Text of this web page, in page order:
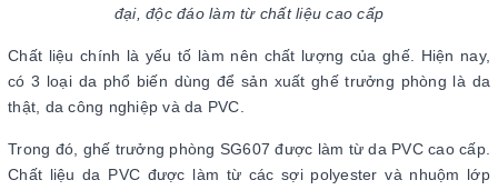
đại, độc đáo làm từ chất liệu cao cấp
Chất liệu chính là yếu tố làm nên chất lượng của ghế. Hiện nay,
có 3 loại da phổ biến dùng để sản xuất ghế trưởng phòng là da
thật, da công nghiệp và da PVC.
Trong đó, ghế trưởng phòng SG607 được làm từ da PVC cao cấp.
Chất liệu da PVC được làm từ các sợi polyester và nhuộm lớp